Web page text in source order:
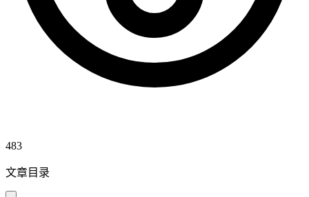
483
文章目录